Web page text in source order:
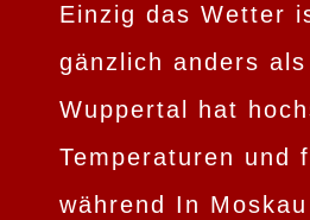
Einzig das Wetter
gänzlich anders
Wuppertal hat
Temperaturen und
während In Moskau